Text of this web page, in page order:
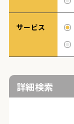
サービス
詳細検索